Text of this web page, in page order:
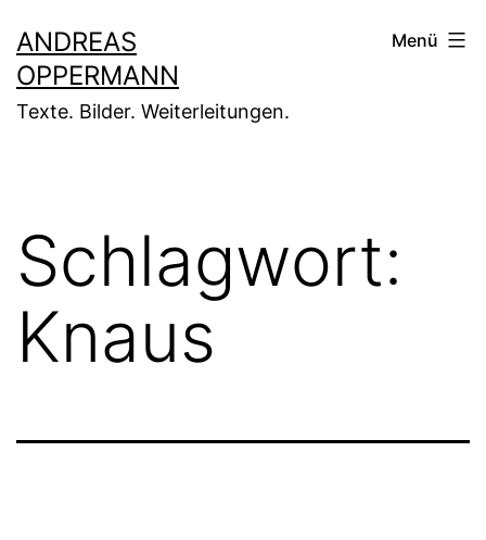
Inhalt
springen
ANDREAS
OPPERMANN
Texte. Bilder. Weiterleitungen.
Menü
Schlagwort:
Knaus